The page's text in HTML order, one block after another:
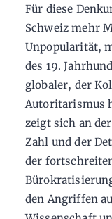
Für diese
Schweiz mehr
Unpopularität,
des 19.
globaler, der
Autoritarismus
zeigt sich an
Zahl und der
der
den Angriffen